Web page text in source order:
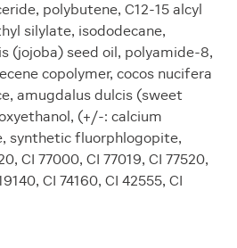
polybutene, C12-15 alcyl
silylate, isododecane,
(jojoba) seed oil, polyamide-8,
copolymer, cocos nucifera
amugdalus dulcis (sweet
(+/-: calcium
synthetic fluorphlogopite,
CI 77000, CI 77019, CI 77520,
CI 74160, CI 42555, CI